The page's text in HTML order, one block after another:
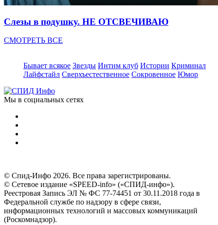
Слезы в подушку. НЕ ОТСВЕЧИВАЮ
СМОТРЕТЬ ВСЕ
Бывает всякое Звезды Интим клуб Истории Криминал
Лайфстайл Сверхъестественное Сокровенное Юмор
Мы в социальных сетях
© Спид-Инфо 2026. Все права зарегистрированы.
© Сетевое издание «SPEED-info» («СПИД-инфо»).
Реестровая Запись ЭЛ № ФС 77-74451 от 30.11.2018 года в
Федеральной службе по надзору в сфере связи,
информационных технологий и массовых коммуникаций
(Роскомнадзор).